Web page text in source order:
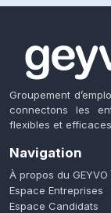
Groupement
connectons les
flexibles et
Navigation
À propos du
Espace Entreprises
Espace Candidats